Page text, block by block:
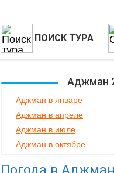
ПОИСК ТУРА
Аджман
Аджман в январе
Аджман в апреле
Аджман в июле
Аджман в октябре